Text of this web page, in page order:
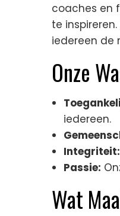
coaches en
te
iedereen de
Onze
iedereen.
Integriteit:
Passie:
Wat